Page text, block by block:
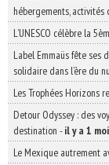
hébergements,
L’UNESCO célèbre la
Label Emmaüs fête ses
solidaire dans l’ère du
Les Trophées Horizons
Detour Odyssey : des
destination -il y a 1
Le Mexique autrement